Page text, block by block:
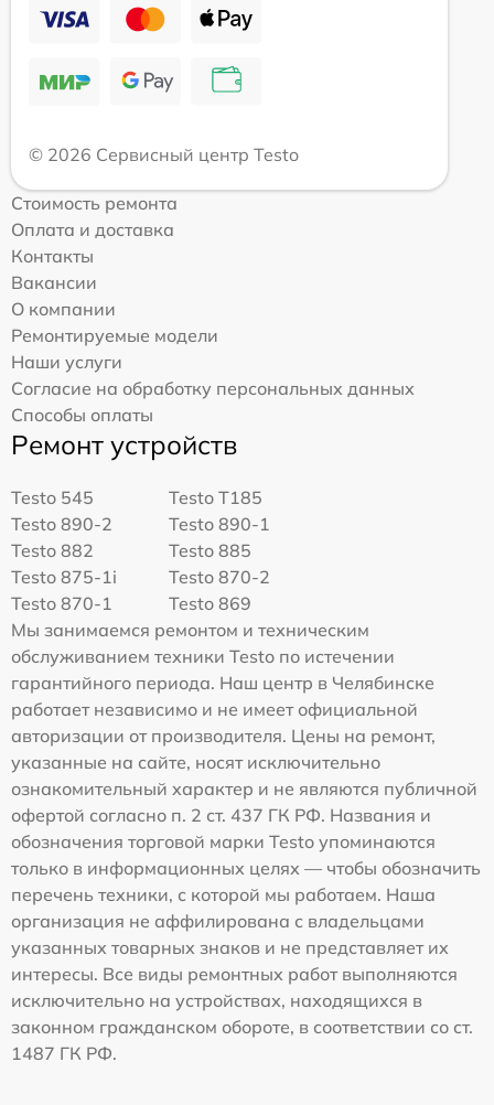
© 2026 Сервисный центр Testo
Стоимость ремонта
Оплата и доставка
Контакты
Вакансии
О компании
Ремонтируемые модели
Наши услуги
Согласие на обработку персональных данных
Способы оплаты
Ремонт устройств
Testo 545
Testo T185
Testo 890-2
Testo 890-1
Testo 882
Testo 885
Testo 875-1i
Testo 870-2
Testo 870-1
Testo 869
Мы занимаемся ремонтом и техническим
обслуживанием техники Testo по истечении
гарантийного периода. Наш центр в Челябинске
работает независимо и не имеет официальной
авторизации от производителя. Цены на ремонт,
указанные на сайте, носят исключительно
ознакомительный характер и не являются публичной
офертой согласно п. 2 ст. 437 ГК РФ. Названия и
обозначения торговой марки Testo упоминаются
только в информационных целях — чтобы обозначить
перечень техники, с которой мы работаем. Наша
организация не аффилирована с владельцами
указанных товарных знаков и не представляет их
интересы. Все виды ремонтных работ выполняются
исключительно на устройствах, находящихся в
законном гражданском обороте, в соответствии со ст.
1487 ГК РФ.